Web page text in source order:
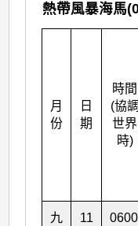
熱帶風暴海馬
月
份
日
期
時間
(協調
世界
時)
九
11 0600